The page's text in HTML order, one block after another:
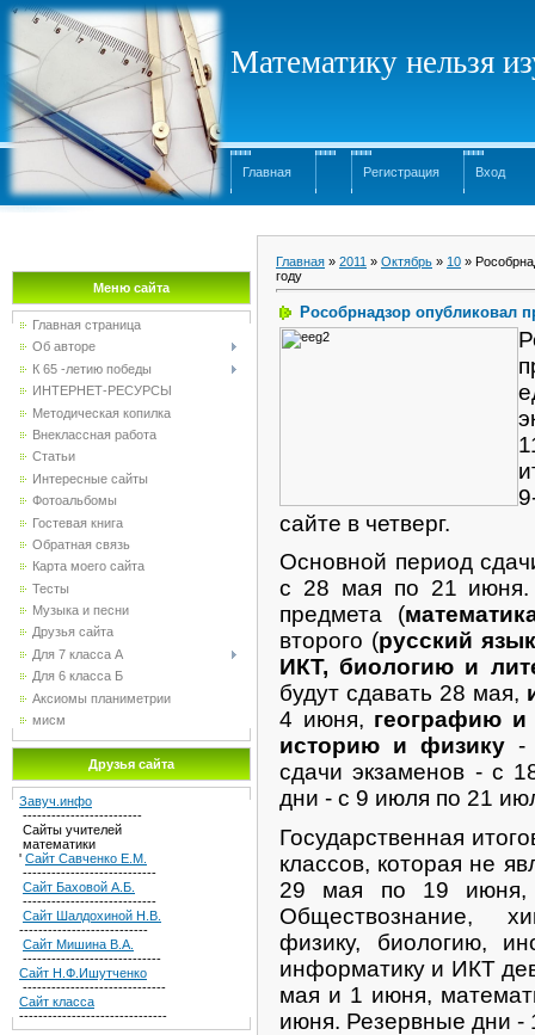
Математику нельзя
Главная Регистрация Вход
Меню сайта
Главная страница
Об авторе
К 65 -летию победы
ИНТЕРНЕТ-РЕСУРСЫ
Методическая копилка
Внеклассная работа
Статьи
Интересные сайты
Фотоальбомы
Гостевая книга
Обратная связь
Карта моего сайта
Тесты
Музыка и песни
Друзья сайта
Для 7 класса А
Для 6 класса Б
Аксиомы планиметрии
мисм
Друзья сайта
Завуч.инфо
-------------------------
Сайты учителей
математики
' Сайт Савченко Е.М.
----------------------------
Сайт Баховой А.Б.
----------------------------
Сайт Шалдохиной Н.В.
---------------------------
Сайт Мишина В.А.
-----------------------------
Сайт Н.Ф.Ишутченко
------------------------------
Сайт класса
-------------------------------
Главная » 2011 » Октябрь » 10 »
году
Рособрнадзор опубликовал
сайте в четверг.
Основной период
с 28 мая по 21 июня.
предмета (
второго (русский
ИКТ, биологию и
будут сдавать 28 мая,
4 июня, географию и
историю и физику -
сдачи экзаменов - с
дни - с 9 июля по 21
Государственная
классов, которая не
29 мая по 19 июня,
Обществознание,
физику, биологию,
информатику и ИКТ
мая и 1 июня,
июня. Резервные дни -